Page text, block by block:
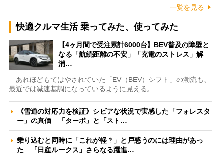
一覧を見る
快適クルマ生活 乗ってみた、使ってみた
【4ヶ月間で受注累計6000台】BEV普及の障壁と
なる「航続距離の不安」「充電のストレス」解
消…
あれほどもてはやされていた「EV（BEV）シフト」の潮流も、
最近では減速基調になっているように見える。…
《雪道の対応力を検証》シビアな状況で実感した「フォレスタ
ー」の真価 「ターボ」と「スト…
乗り込むと同時に「これが軽？」と戸惑うのには理由があっ
た 「日産ルークス」さらなる躍進…